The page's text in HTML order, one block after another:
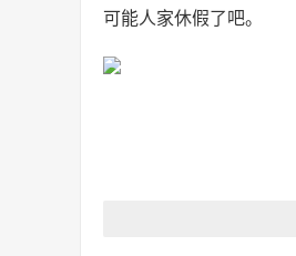
可能人家休假了吧。